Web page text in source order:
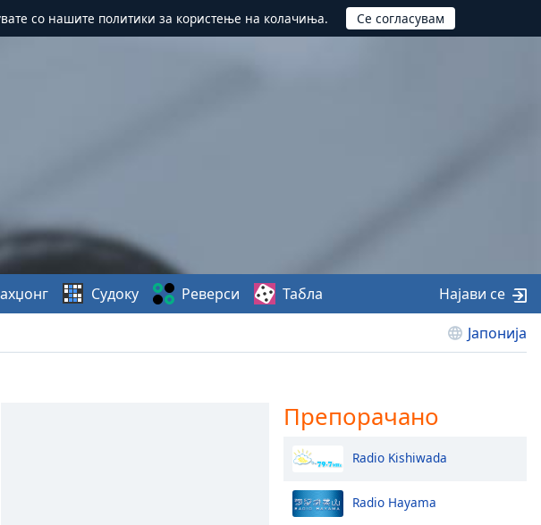
со нашите политики за користење на колачиња.
Јапонија
Судоку Реверси Табла Најави се
Препорачано
Radio Kishiwada
Radio Hayama